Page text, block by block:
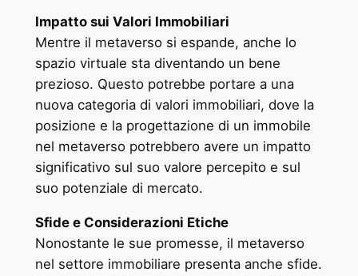
Impatto sui Valori Immobiliari
Mentre il metaverso si espande, anche lo
spazio virtuale sta diventando un bene
prezioso. Questo potrebbe portare a una
nuova categoria di valori immobiliari, dove la
posizione e la progettazione di un immobile
nel metaverso potrebbero avere un impatto
significativo sul suo valore percepito e sul
suo potenziale di mercato.
Sfide e Considerazioni Etiche
Nonostante le sue promesse, il metaverso
nel settore immobiliare presenta anche sfide.